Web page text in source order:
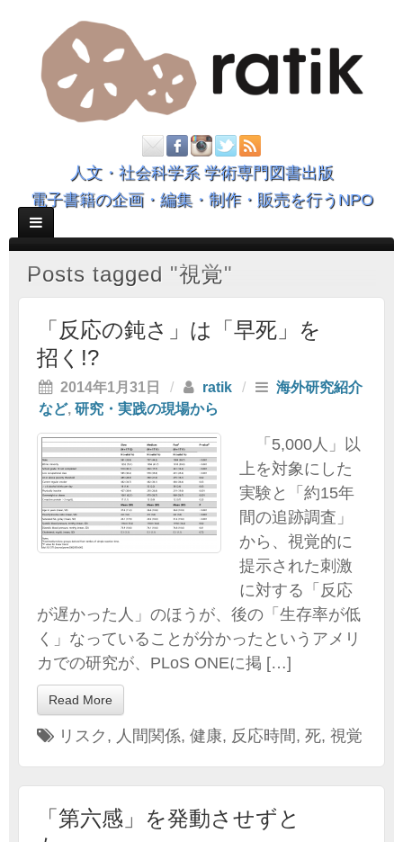
人文・社会科学系 学術専門図書出版
電子書籍の企画・編集・制作・販売を行うNPO
Posts tagged "視覚"
「反応の鈍さ」は「早死」を
招く!?
2014年1月31日 / ratik /
海外研究紹介
など, 研究・実践の現場から
「5,000人」以
上を対象にした
実験と「約15年
間の追跡調査」
から、視覚的に
提示された刺激
に対する「反応
が遅かった人」のほうが、後の「生存率が低
く」なっていることが分かったというアメリ
カでの研究が、PLoS ONEに掲 […]
Read More
リスク , 人間関係, 健康, 反応時間, 死, 視覚
「第六感」を発動させずと